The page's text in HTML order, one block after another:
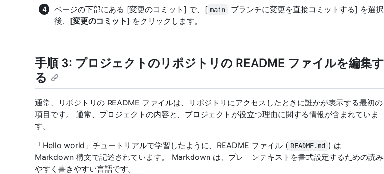
ページの下部にある [変更のコミット] で、[ main
ブランチに変更を直接コミットする] を選択
後、 [変更のコミット] をクリックします。
手順 3: プロジェクトのリポジトリの README ファイルを編集す
る
通常、リポジトリの README ファイルは、リポジトリにアクセスしたときに誰かが表示する最初の
項目です。 通常、プロジェクトの内容と、プロジェクトが役立つ理由に関する情報が含まれていま
す。
「Hello world」チュートリアルで学習したように、README ファイル ( README.md ) は
Markdown 構文で記述されています。 Markdown は、プレーンテキストを書式設定するための読み
やすく書きやすい言語です。